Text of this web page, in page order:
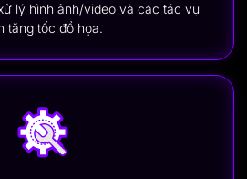
lý hình ảnh/video và các tác vụ
tăng tốc đồ họa.